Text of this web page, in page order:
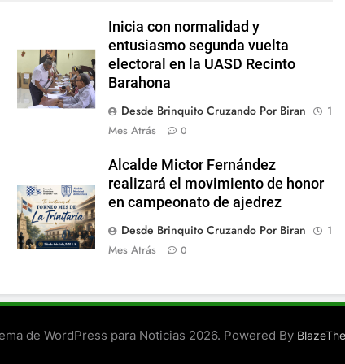
Inicia con normalidad y
entusiasmo segunda vuelta
electoral en la UASD Recinto
Barahona
Desde Brinquito Cruzando Por Biran
1
Mes Atrás
0
Alcalde Mictor Fernández
realizará el movimiento de honor
en campeonato de ajedrez
Desde Brinquito Cruzando Por Biran
1
Mes Atrás
0
de WordPress para Noticias 2026. Powered By